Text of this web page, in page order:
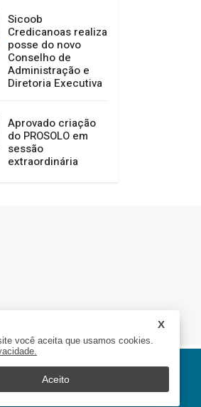
estão de
Anita
Garibaldi
Sicoob
Credicanoas realiza
posse do novo
Conselho de
Administração e
Diretoria Executiva
Aprovado criação
do PROSOLO em
sessão
extraordinária
Educação
você aceita que usamos cookies.
Aceito